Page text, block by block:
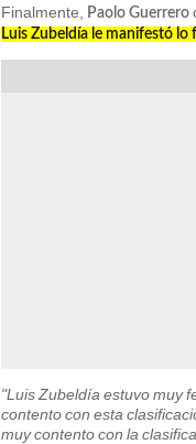
Finalmente, Paolo Guerrero
Luis Zubeldía le manifestó lo
"Luis Zubeldía estuvo muy
contento con esta
muy contento con la